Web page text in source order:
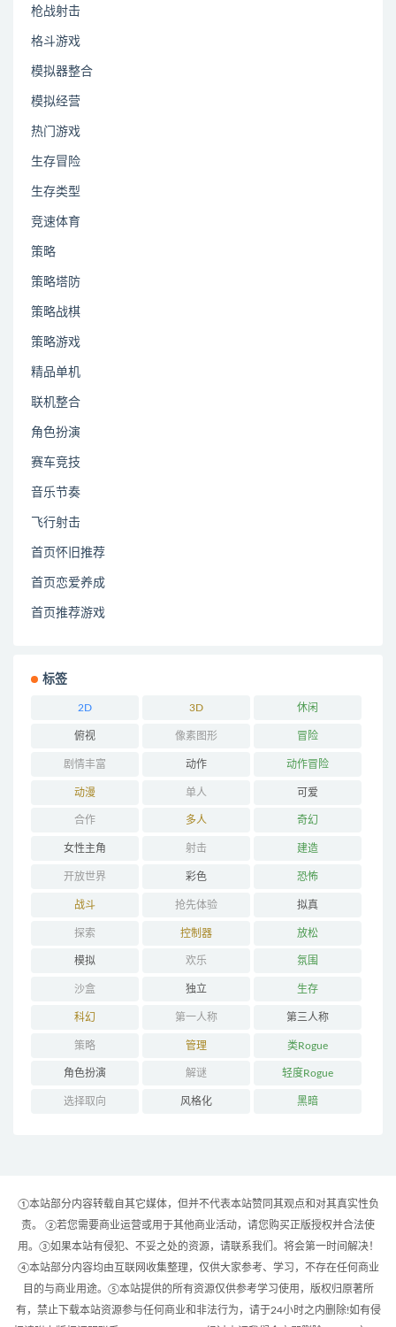
枪战射击
格斗游戏
模拟器整合
模拟经营
热门游戏
生存冒险
生存类型
竞速体育
策略
策略塔防
策略战棋
策略游戏
精品单机
联机整合
角色扮演
赛车竞技
音乐节奏
飞行射击
首页怀旧推荐
首页恋爱养成
首页推荐游戏
标签
2D 3D 休闲
俯视 像素图形 冒险
剧情丰富 动作 动作冒险
动漫 单人 可爱
合作 多人 奇幻
女性主角 射击 建造
开放世界 彩色 恐怖
战斗 抢先体验 拟真
探索 控制器 放松
模拟 欢乐 氛围
沙盒 独立 生存
科幻 第一人称 第三人称
策略 管理 类Rogue
角色扮演 解谜 轻度Rogue
选择取向 风格化 黑暗
①本站部分内容转载自其它媒体，但并不代表本站赞同其观点和对其真实性负
责。 ②若您需要商业运营或用于其他商业活动，请您购买正版授权并合法使
用。③如果本站有侵犯、不妥之处的资源，请联系我们。将会第一时间解决！
④本站部分内容均由互联网收集整理，仅供大家参考、学习，不存在任何商业
目的与商业用途。⑤本站提供的所有资源仅供参考学习使用，版权归原著所
有，禁止下载本站资源参与任何商业和非法行为，请于24小时之内删除!如有侵